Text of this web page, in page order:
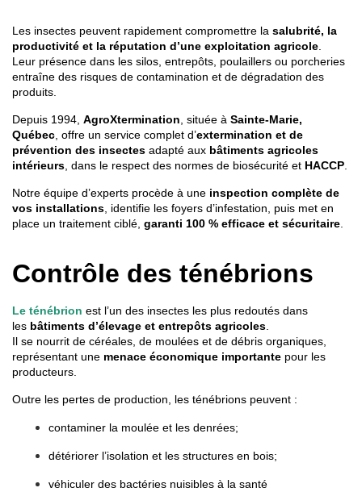
Les insectes peuvent rapidement compromettre la salubrité, la
productivité et la réputation d’une exploitation agricole
Leur présence dans les silos, entrepôts, poulaillers ou porcheries
entraîne des risques de contamination et de dégradation des
produits.
Depuis 1994, AgroXtermination , située à Sainte-Marie,
Québec , offre un service complet d’extermination et de
prévention des insectes adapté aux bâtiments agricoles
intérieurs , dans le respect des normes de biosécurité et HACCP
Notre équipe d’experts procède à une inspection complète de
vos installations , identifie les foyers d’infestation, puis met en
place un traitement ciblé, garanti 100 % efficace et sécuritaire
Contrôle des ténébrions
Le ténébrion est l’un des insectes les plus redoutés dans
les bâtiments d’élevage et entrepôts agricoles
Il se nourrit de céréales, de moulées et de débris organiques,
représentant une menace économique importante pour les
producteurs.
Outre les pertes de production, les ténébrions peuvent :
contaminer la moulée et les denrées;
détériorer l’isolation et les structures en bois;
véhiculer des bactéries nuisibles à la santé